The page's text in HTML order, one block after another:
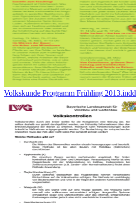
Volkskunde Programm Frühling 2013.indd